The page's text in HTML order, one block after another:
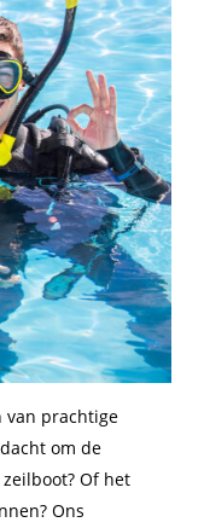
van prachtige
om de
Of het
Ons